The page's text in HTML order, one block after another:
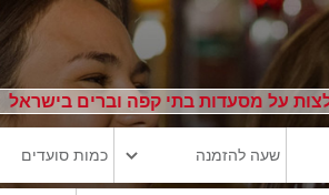
על מסעדות בתי קפה וברים בישראל